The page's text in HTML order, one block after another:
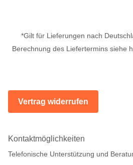
*Gilt für Lieferungen nach
Berechnung des Liefertermins siehe
Vertrag widerrufen
Kontaktmöglichkeiten
Telefonische Unterstützung und